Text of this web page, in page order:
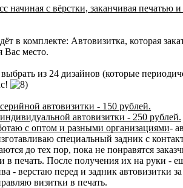
начиная с вёрстки, заканчивая печатью
в комплекте: Автовизитка, которая
Вас место.
из 24 дизайнов (которые
автовизитки - 150 рублей.
автовизитки - 250 рублей.
с оптом и разными организациями-
специальный задник с
до тех пор, пока не понравятся
в печать. После получения их на руки -
- верстаю перед и задник автовизитки
визитки в печать.